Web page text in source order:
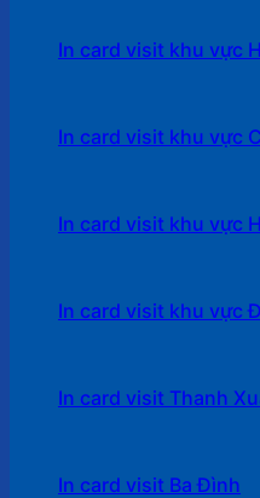
In card visit khu vực
In card visit khu vực
In card visit khu vực
In card visit khu vực
In card visit Thanh
In card visit Ba Đình